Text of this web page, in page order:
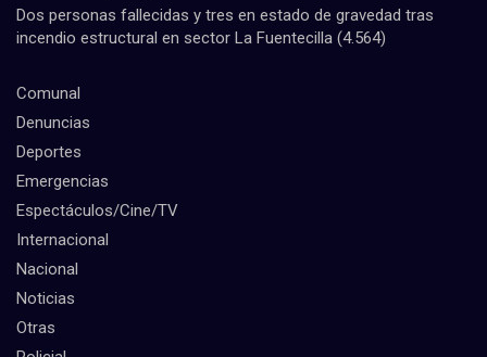
Dos personas fallecidas y tres en estado de gravedad tras
incendio estructural en sector La Fuentecilla (4.564)
Comunal
Denuncias
Deportes
Emergencias
Espectáculos/Cine/TV
Internacional
Nacional
Noticias
Otras